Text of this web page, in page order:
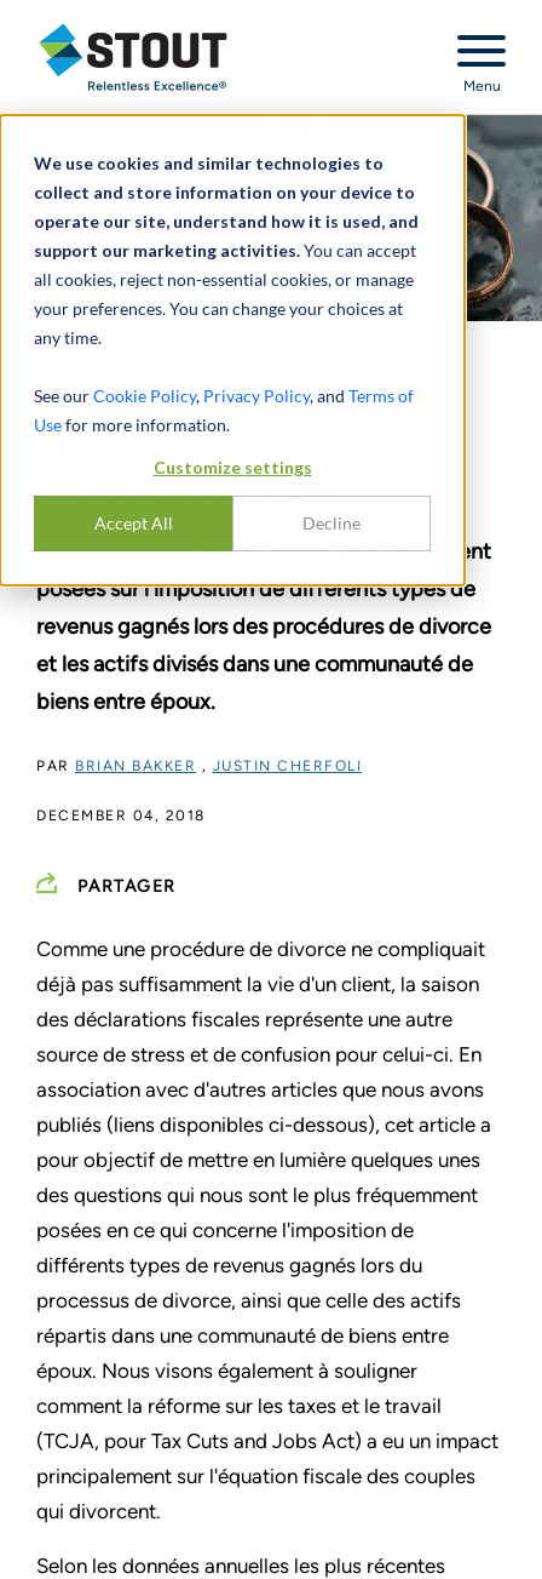
We use cookies and similar technologies to
collect and store information on your device to
operate our site, understand how it is used, and
support our marketing activities.You can accept
all cookies, reject non-essential cookies, or manage
your preferences. You can change your choices at
any time.
See ourCookie Policy, Privacy Policy, and Terms of
Usefor more information.
Customize settings
Accept All Decline
Stout Relentless Excellence
Menu
Le divorce et l'effet sur
l'imposition
FAQ POUR 2019 ET AU-DELÀ
Nous répondons aux questions les plus souvent
posées sur l'imposition de différents types de
revenus gagnés lors des procédures de divorce
et les actifs divisés dans une communauté de
biens entre époux.
PAR BRIAN BAKKER , JUSTIN CHERFOLI
DECEMBER 04, 2018
PARTAGER
Comme une procédure de divorce ne compliquait
déjà pas suffisamment la vie d'un client, la saison
des déclarations fiscales représente une autre
source de stress et de confusion pour celui-ci. En
association avec d'autres articles que nous avons
publiés (liens disponibles ci-dessous), cet article a
pour objectif de mettre en lumière quelques unes
des questions qui nous sont le plus fréquemment
posées en ce qui concerne l'imposition de
différents types de revenus gagnés lors du
processus de divorce, ainsi que celle des actifs
répartis dans une communauté de biens entre
époux. Nous visons également à souligner
comment la réforme sur les taxes et le travail
(TCJA, pour Tax Cuts and Jobs Act) a eu un impact
principalement sur l'équation fiscale des couples
qui divorcent.
Selon les données annuelles les plus récentes